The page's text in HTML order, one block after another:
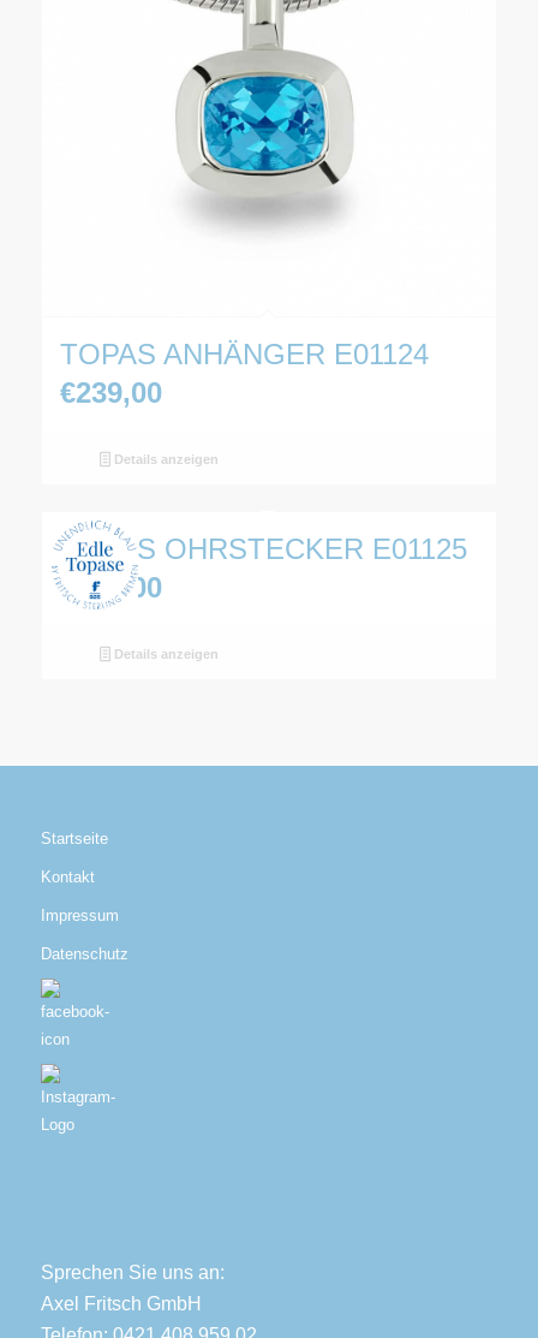
TOPAS ANHÄNGER E01124
€239,00
Details anzeigen
TOPAS OHRSTECKER E01125
€ 259,00
Details anzeigen
Startseite
Kontakt
Impressum
Datenschutz
Sprechen Sie uns an:
Axel Fritsch GmbH